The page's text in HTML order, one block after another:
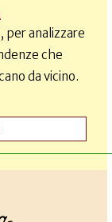
per analizzare
che
da vicino.